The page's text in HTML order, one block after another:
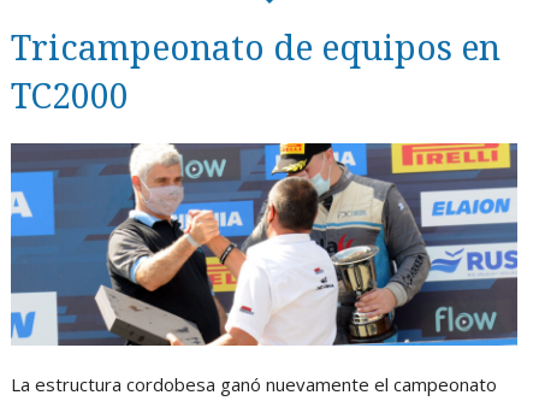
Bioingeniería
Vivienda
Tricampeonato de equipos en
TC2000
La estructura cordobesa ganó nuevamente el campeonato